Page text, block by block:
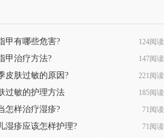
甲有哪些危害? 124阅读
甲治疗方法? 147阅读
皮肤过敏的原因? 221阅读
过敏的护理方法 185阅读
怎样治疗湿疹? 71阅读
湿疹应该怎样护理? 71阅读